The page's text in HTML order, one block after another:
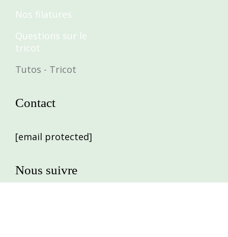
Nos filatures
Questions sur le
tricot
Tutos - Tricot
Contact
[email protected]
Nous suivre